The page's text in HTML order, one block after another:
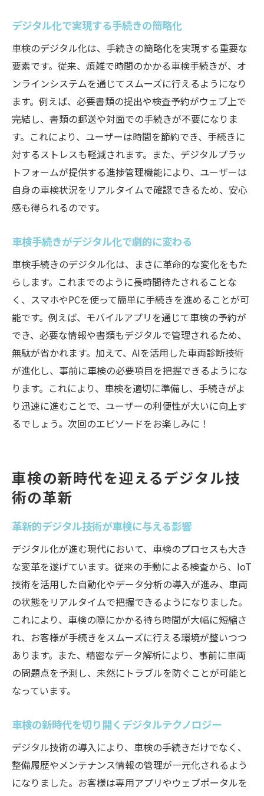
デジタル化で実現する手続きの簡略化
車検のデジタル化は、手続きの簡略化を実現する重要な
要素です。従来、煩雑で時間のかかる車検手続きが、オ
ンラインシステムを通じてスムーズに行えるようになり
ます。例えば、必要書類の提出や検査予約がウェブ上で
完結し、書類の郵送や対面での手続きが不要になりま
す。これにより、ユーザーは時間を節約でき、手続きに
対するストレスも軽減されます。また、デジタルプラッ
トフォームが提供する進捗管理機能により、ユーザーは
自身の車検状況をリアルタイムで確認できるため、安心
感も得られるのです。
車検手続きがデジタル化で劇的に変わる
車検手続きのデジタル化は、まさに革命的な変化をもた
らします。これまでのように長時間待たされることな
く、スマホやPCを使って簡単に手続きを進めることが可
能です。例えば、モバイルアプリを通じて車検の予約が
でき、必要な情報や書類もデジタルで管理されるため、
無駄が省かれます。加えて、AIを活用した車両診断技術
が進化し、事前に車検の必要項目を把握できるようにな
ります。これにより、車検を適切に準備し、手続きがよ
り迅速に進むことで、ユーザーの利便性が大いに向上す
るでしょう。次回のエピソードをお楽しみに！
車検の新時代を迎えるデジタル技
術の革新
革新的デジタル技術が車検に与える影響
デジタル化が進む現代において、車検のプロセスも大き
な変革を遂げています。従来の手動による検査から、IoT
技術を活用した自動化やデータ分析の導入が進み、車両
の状態をリアルタイムで把握できるようになりました。
これにより、車検の際にかかる待ち時間が大幅に短縮さ
れ、お客様が手続きをスムーズに行える環境が整いつつ
あります。また、精密なデータ解析により、事前に車両
の問題点を予測し、未然にトラブルを防ぐことが可能と
なっています。
車検の新時代を切り開くデジタルテクノロジー
デジタル技術の導入により、車検の手続きだけでなく、
整備履歴やメンテナンス情報の管理が一元化されるよう
になりました。お客様は専用アプリやウェブポータルを